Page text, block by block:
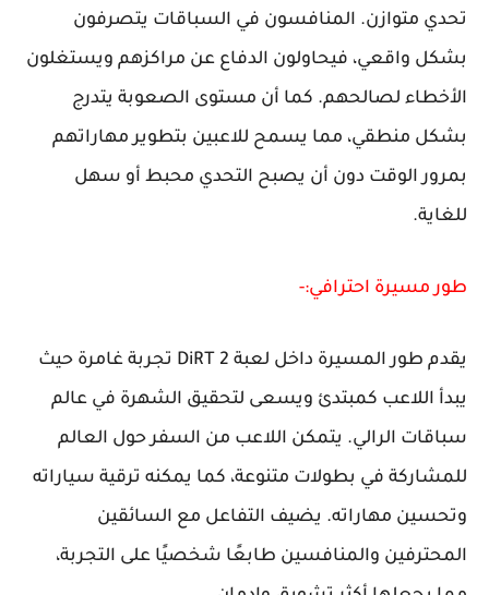
تحدي متوازن. المنافسون في السباقات يتصرفون
بشكل واقعي، فيحاولون الدفاع عن مراكزهم ويستغلون
الأخطاء لصالحهم. كما أن مستوى الصعوبة يتدرج
بشكل منطقي، مما يسمح للاعبين بتطوير مهاراتهم
بمرور الوقت دون أن يصبح التحدي محبط أو سهل
للغاية.
طور مسيرة احترافي:-
يقدم طور المسيرة داخل لعبة DiRT 2 تجربة غامرة حيث
يبدأ اللاعب كمبتدئ ويسعى لتحقيق الشهرة في عالم
سباقات الرالي. يتمكن اللاعب من السفر حول العالم
للمشاركة في بطولات متنوعة، كما يمكنه ترقية سياراته
وتحسين مهاراته. يضيف التفاعل مع السائقين
المحترفين والمنافسين طابعًا شخصيًا على التجربة،